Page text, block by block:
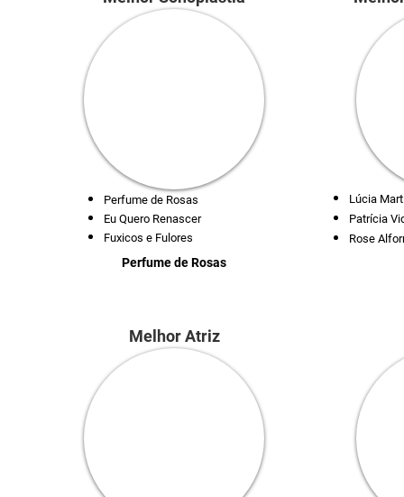
Perfume de Rosas
Eu Quero Renascer
Fuxicos e Fulores
Perfume de Rosas
Melhor Atriz
Lúcia
Patrícia
Rose